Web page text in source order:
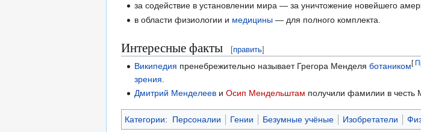
за содействие в установлении мира — за уничтожение новейшего
в области физиологии и медицины — для полного комплекта.
Интересные факты [править]
Википедия пренебрежительно называет Грегора Менделяботаником[
зрения
Дмитрий Менделеев иОсип Мендельштам получили фамилии в честь
Категории: Персоналии Гении Безумные учёные Изобретатели